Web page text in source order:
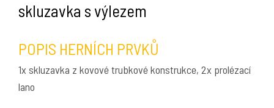
skluzavka s výlezem
POPIS HERNÍCH PRVKŮ
1x skluzavka z kovové trubkové konstrukce, 2x prolézací
lano